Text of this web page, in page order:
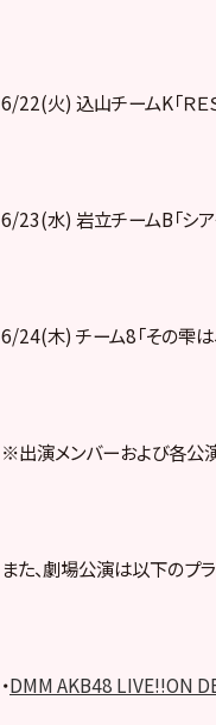
6/22(火) 込山チームK「Ｒ
6/23(水) 岩立チームB「シ
6/24(木) チーム8「その雫は
※出演メンバーおよび各公
また、劇場公演は以下のプ
・DMM AKB48 LIVE!!ON